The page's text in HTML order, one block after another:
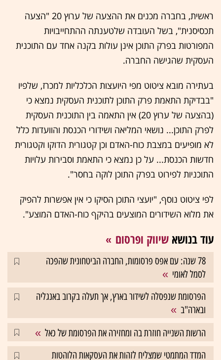
ראשית, בחברה מכנים את ההצעה של ערוץ 20 "הצעה
תכסיסנית", בשל העובדה שלטענתה ההתחייבויות
המפורטות בפרק התוכן אינן עולות בקנה אחד עם התוכנית
העסקית שהגישה החברה.
בעתירה מובא ציטוט מפי היועצות הכלכליות למכרז, שלפיו
"בבדיקת התאמת פרק התוכן לתוכנית העסקית נמצא כי
(בהצעה של ערוץ 20) אין התאמה בין התוכנית העסקית
לפרק התוכן... נושאי המליאה ושידורי הכנסת והוועדות כלל
לא מופיעים במצבת כוח-האדם וכן קטגורית הדוקו וקטגורית
חדשות הכנסת... על כן נמצא כי התאמת וסבירות עלויות
התוכניות לפירוט בפרק התוכן לוקה בחסר".
לפי ציטוט נוסף, "יועצי התוכן הסיקו כי אין אפשרות להפיק
את מלוא השידורים המוצעים בהיקף כוח-האדם המוצע".
עוד בנושא שיווק ופרסום
78 שנה: עם אפס פרסומות, החברה הביטחונית שהפכה
לסמל לאומי
הפרסומת שנפסלה לשידור בארץ, אך תעלה בקרוב באנגליה
ובארה"ב
הרשות השנייה חוזרת בה ומחזירה את הפרסומת של כאל
המדד המתמטי שמצליח לזהות את העסקאות הלוהטות